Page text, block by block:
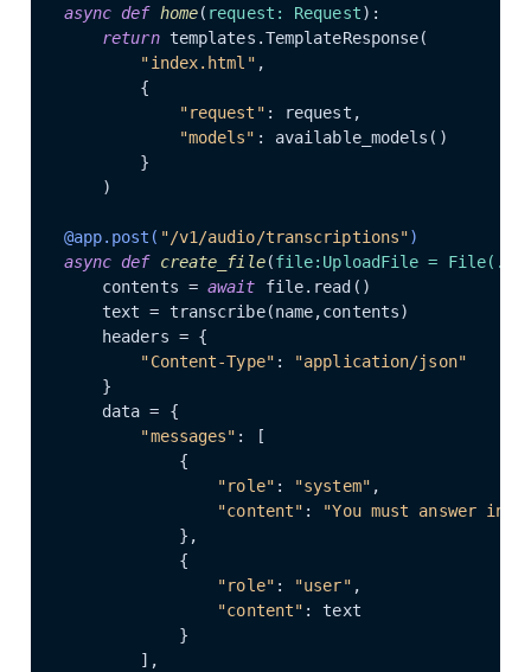
async def home( request: Request):
return templates.TemplateResponse(
"index.html" ,
        {
"request" : request,
"models" : available_models()
        }
    )
@app.post( "/v1/audio/transcriptions")
async def create_file(file:UploadFile = File( ...
    contents =
await file.read()
    text = transcribe(name,contents)
    headers = {
"Content-Type" :
"application/json"
    }
    data = {
"messages" : [
            {
"role" : "system" ,
"content" :
"You must answer in
            },
            {
"role" : "user" ,
"content" : text
            }
        ],